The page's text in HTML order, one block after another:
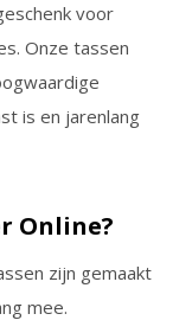
voor
Onze tassen
is en jarenlang
Online?
zijn gemaakt
mee.